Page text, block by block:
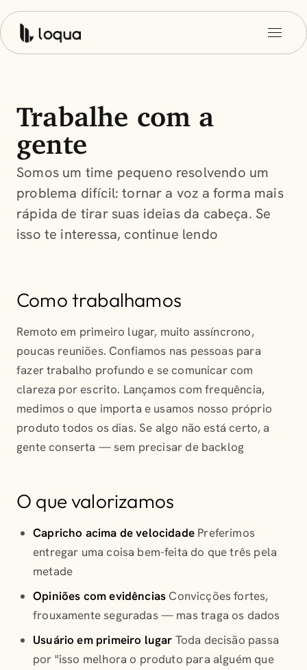
Trabalhe com a
gente
Somos um time pequeno resolvendo um
problema difícil: tornar a voz a forma mais
rápida de tirar suas ideias da cabeça. Se
isso te interessa, continue lendo
Como trabalhamos
Remoto em primeiro lugar, muito assíncrono,
poucas reuniões. Confiamos nas pessoas para
fazer trabalho profundo e se comunicar com
clareza por escrito. Lançamos com frequência,
medimos o que importa e usamos nosso próprio
produto todos os dias. Se algo não está certo, a
gente conserta — sem precisar de backlog
O que valorizamos
Capricho acima de velocidade Preferimos
entregar uma coisa bem-feita do que três pela
metade
Opiniões com evidências Convicções fortes,
frouxamente seguradas — mas traga os dados
Usuário em primeiro lugar Toda decisão passa
por "isso melhora o produto para alguém que